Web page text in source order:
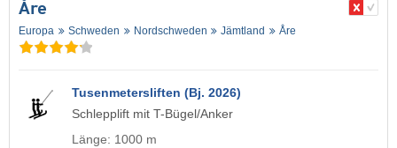
Åre
Europa Schweden Nordschweden Jämtland Åre
Tusenmetersliften (Bj. 2026)
Schlepplift mit T-Bügel/Anker
Länge: 1000 m